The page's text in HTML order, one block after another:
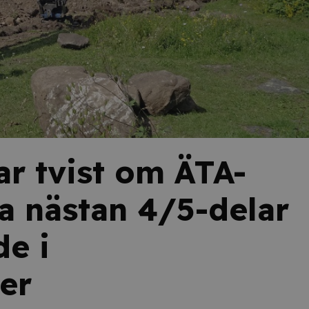
tvist om ÄTA-
nästan 4/5-delar
i